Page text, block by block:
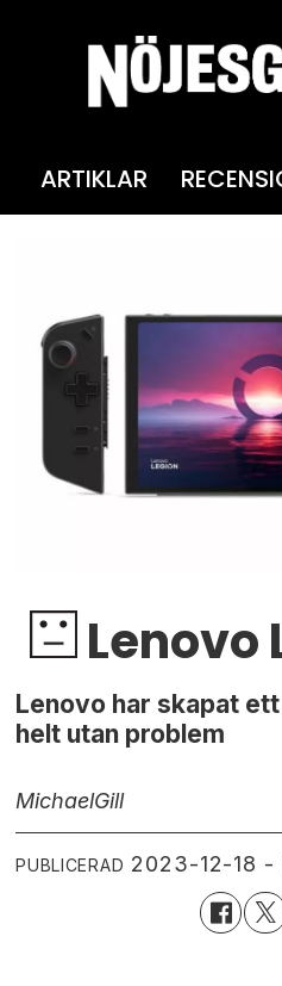
ARTIKLAR
Lenovo
Lenovo har skapat
helt utan problem
MichaelGill
PUBLICERAD 2023-12-18